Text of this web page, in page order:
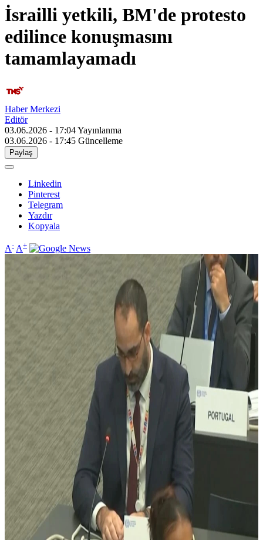
İsrailli yetkili, BM'de protesto
edilince konuşmasını
tamamlayamadı
Haber Merkezi
Editör
03.06.2026 - 17:04Yayınlanma
03.06.2026 - 17:45 Güncelleme
Paylaş
Linkedin
Pinterest
Telegram
Yazdır
Kopyala
A- A+